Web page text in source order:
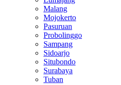
Malang
Mojokerto
Pasuruan
Probolinggo
Sampang
Sidoarjo
Situbondo
Surabaya
Tuban